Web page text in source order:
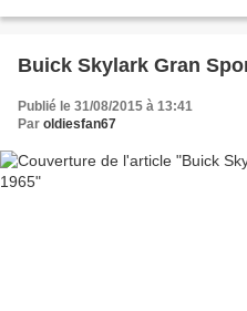
Buick Skylark Gran
Publié le 31/08/2015 à 13:41
Par oldiesfan67